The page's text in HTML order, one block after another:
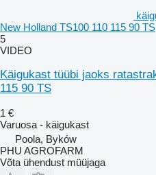
New Holland TS100 110 115 90 TS
5
VIDEO
Käigukast tüübi jaoks
115 90 TS
1 €
Varuosa - käigukast
Poola, Byków
PHU AGROFARM
Võta ühendust müüjaga